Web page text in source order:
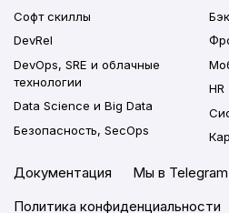
Софт скиллы
DevRel
DevOps, SRE и облачные
технологии
Data Science и Big Data
Безопасность, SecOps
HR
Документация
Мы в Telegram
Политика конфиденциальности